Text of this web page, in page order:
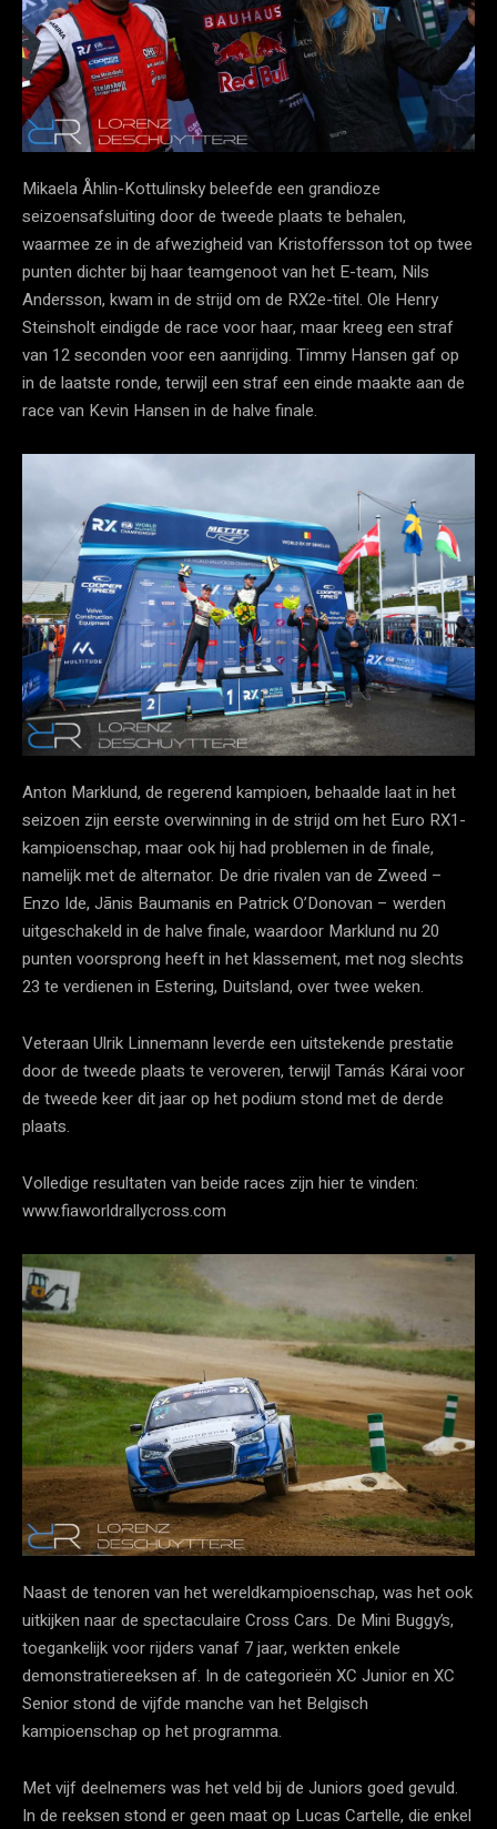
Mikaela Åhlin-Kottulinsky beleefde een grandioze
seizoensafsluiting door de tweede plaats te behalen,
waarmee ze in de afwezigheid van Kristoffersson tot op twee
punten dichter bij haar teamgenoot van het E-team, Nils
Andersson, kwam in de strijd om de RX2e-titel. Ole Henry
Steinsholt eindigde de race voor haar, maar kreeg een straf
van 12 seconden voor een aanrijding. Timmy Hansen gaf op
in de laatste ronde, terwijl een straf een einde maakte aan de
race van Kevin Hansen in de halve finale.
Anton Marklund, de regerend kampioen, behaalde laat in het
seizoen zijn eerste overwinning in de strijd om het Euro RX1-
kampioenschap, maar ook hij had problemen in de finale,
namelijk met de alternator. De drie rivalen van de Zweed –
Enzo Ide, Jānis Baumanis en Patrick O’Donovan – werden
uitgeschakeld in de halve finale, waardoor Marklund nu 20
punten voorsprong heeft in het klassement, met nog slechts
23 te verdienen in Estering, Duitsland, over twee weken.
Veteraan Ulrik Linnemann leverde een uitstekende prestatie
door de tweede plaats te veroveren, terwijl Tamás Kárai voor
de tweede keer dit jaar op het podium stond met de derde
plaats.
Volledige resultaten van beide races zijn hier te vinden:
www.fiaworldrallycross.com
Naast de tenoren van het wereldkampioenschap, was het ook
uitkijken naar de spectaculaire Cross Cars. De Mini Buggy’s,
toegankelijk voor rijders vanaf 7 jaar, werkten enkele
demonstratiereeksen af. In de categorieën XC Junior en XC
Senior stond de vijfde manche van het Belgisch
kampioenschap op het programma.
Met vijf deelnemers was het veld bij de Juniors goed gevuld.
In de reeksen stond er geen maat op Lucas Cartelle, die enkel